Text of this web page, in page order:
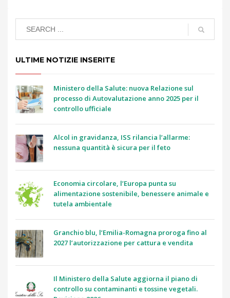
ULTIME NOTIZIE INSERITE
Ministero della Salute: nuova Relazione sul
processo di Autovalutazione anno 2025 per il
controllo ufficiale
Alcol in gravidanza, ISS rilancia l’allarme:
nessuna quantità è sicura per il feto
Economia circolare, l’Europa punta su
alimentazione sostenibile, benessere animale e
tutela ambientale
Granchio blu, l’Emilia-Romagna proroga fino al
2027 l’autorizzazione per cattura e vendita
Il Ministero della Salute aggiorna il piano di
controllo su contaminanti e tossine vegetali.